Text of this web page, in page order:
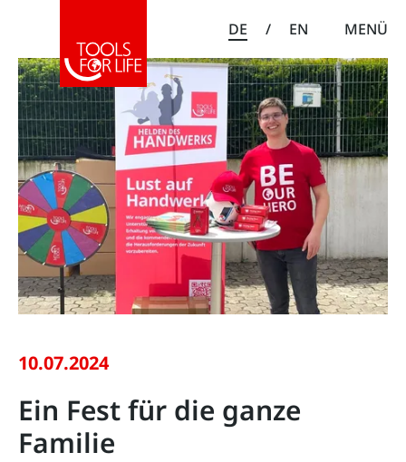
DE / EN MENÜ
10.07.2024
Ein Fest für die ganze
Familie